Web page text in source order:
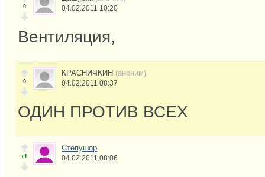
0 04.02.2011 10:20
Вентиляция,
0
КРАСНИЧКИН (аноним)
04.02.2011 08:37
ОДИН ПРОТИВ ВСЕХ
+1
Степушор
04.02.2011 08:06